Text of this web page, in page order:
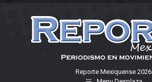
Reporte Mexiquense 2026